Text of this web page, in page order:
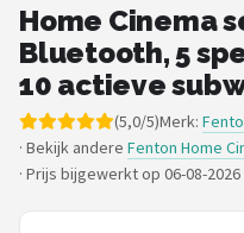
Merken
Blog
Muziekstijlen
Sonos
Home Cinema
Bluetooth, 5
10 actieve
(5,0/5)Merk:
· Bekijk andere Fenton Home
· Prijs bijgewerkt op 06-08-2026